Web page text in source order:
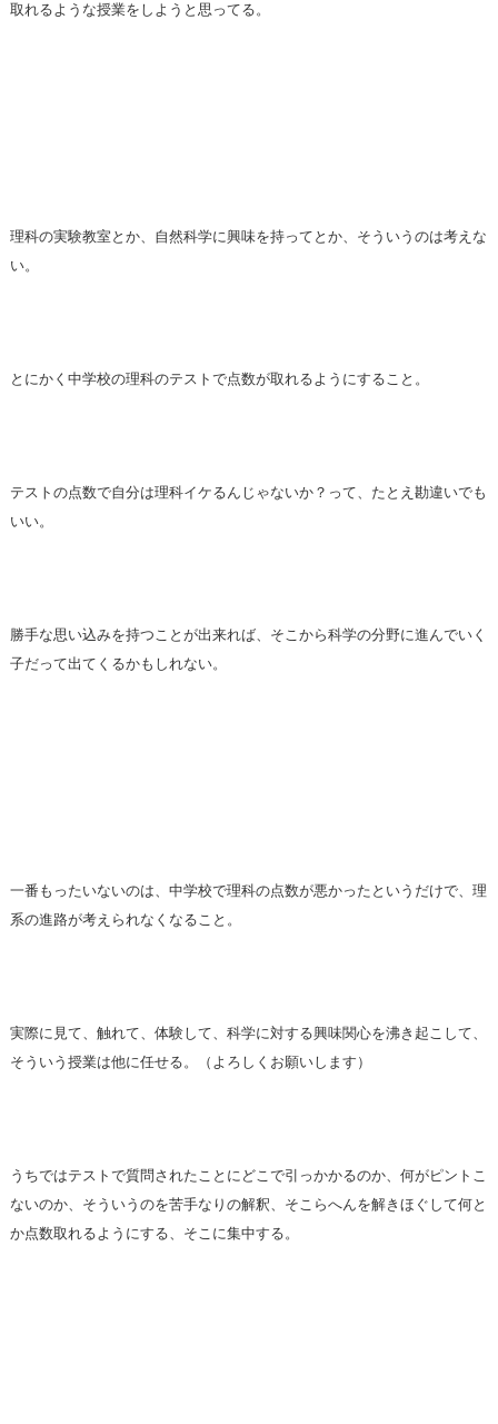
取れるような授業をしようと思ってる。
理科の実験教室とか、自然科学に興味を持ってとか、そういうのは考えな
い。
とにかく中学校の理科のテストで点数が取れるようにすること。
テストの点数で自分は理科イケるんじゃないか？って、たとえ勘違いでも
いい。
勝手な思い込みを持つことが出来れば、そこから科学の分野に進んでいく
子だって出てくるかもしれない。
一番もったいないのは、中学校で理科の点数が悪かったというだけで、理
系の進路が考えられなくなること。
実際に見て、触れて、体験して、科学に対する興味関心を沸き起こして、
そういう授業は他に任せる。（よろしくお願いします）
うちではテストで質問されたことにどこで引っかかるのか、何がピントこ
ないのか、そういうのを苦手なりの解釈、そこらへんを解きほぐして何と
か点数取れるようにする、そこに集中する。